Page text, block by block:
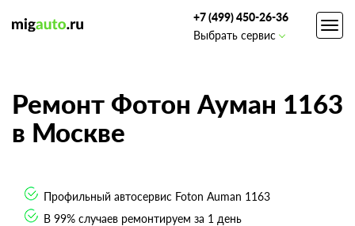
+7 (499) 450-26-36
Выбрать сервис
Ремонт Фотон Ауман 1163
в Москве
Профильный автосервис Foton Auman 1163
В 99% случаев ремонтируем за 1 день